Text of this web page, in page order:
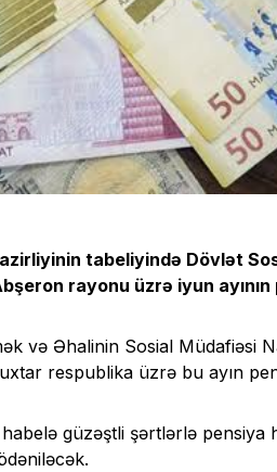
tabeliyində Dövlət
rayonu üzrə iyun ayının
və Əhalinin Sosial Müdafiəsi
respublika üzrə bu ayın
güzəştli şərtlərlə pensiya